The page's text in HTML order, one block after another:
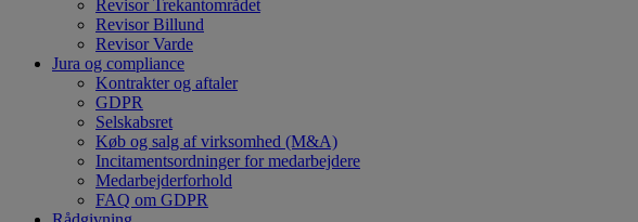
Revisor Trekantområdet
Revisor Billund
Revisor Varde
Jura og compliance
Kontrakter og aftaler
GDPR
Selskabsret
Køb og salg af virksomhed (M&A)
Incitamentsordninger for medarbejdere
Medarbejderforhold
FAQ om GDPR